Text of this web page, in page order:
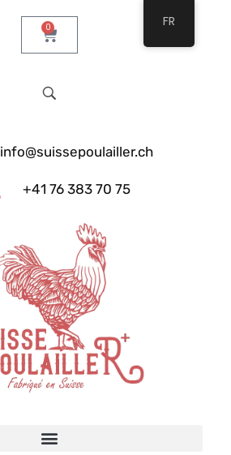
0
info@suissepoulailler.ch
+41 76 383 70 75
FR